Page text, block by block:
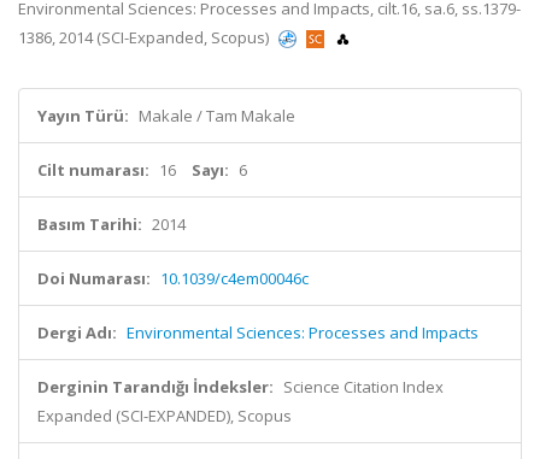
Environmental Sciences: Processes and Impacts, cilt.16, sa.6, ss.1379-
1386, 2014 (SCI-Expanded, Scopus)
Yayın Türü: Makale / Tam Makale
Cilt numarası: 16 Sayı: 6
Basım Tarihi: 2014
Doi Numarası: 10.1039/c4em00046c
Dergi Adı: Environmental Sciences: Processes and Impacts
Derginin Tarandığı İndeksler: Science Citation Index
Expanded (SCI-EXPANDED), Scopus